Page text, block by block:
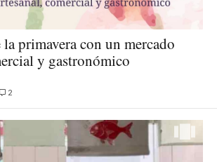
primavera con un mercado
y gastronómico
2